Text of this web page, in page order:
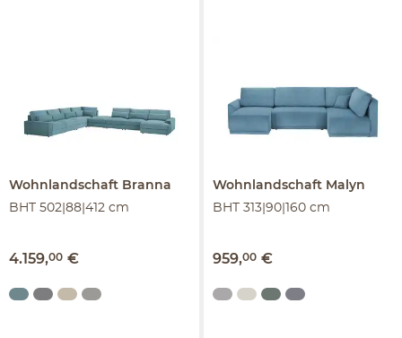
Wohnlandschaft Branna
BHT 502|88|412 cm
4.159,00 €
Wohnlandschaft Malyn
BHT 313|90|160 cm
959,00 €